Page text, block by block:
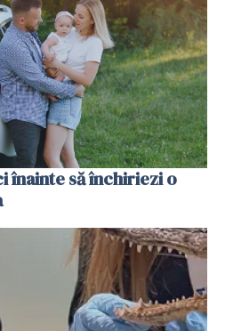
înainte să închiriezi o